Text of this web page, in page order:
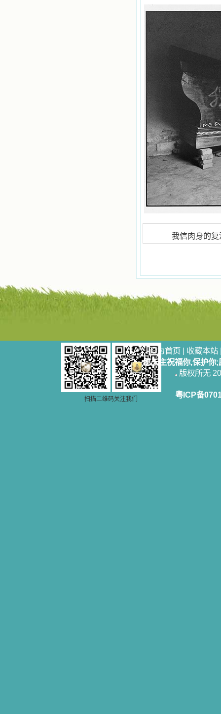
我信肉身的复活
扫描二维码关注我们
设为首页 | 收藏本站
愿天主祝福你,保护你
版权所无
粤ICP备